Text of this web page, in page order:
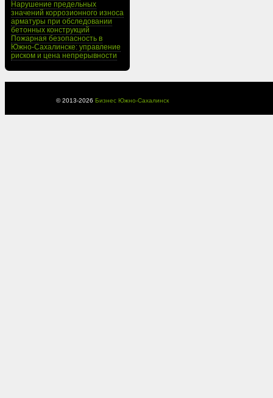
Нарушение предельных
значений коррозионного износа
арматуры при обследовании
бетонных конструкций
Пожарная безопасность в
Южно-Сахалинске: управление
риском и цена непрерывности
© 2013-2026 Бизнес Южно-Сахалинск